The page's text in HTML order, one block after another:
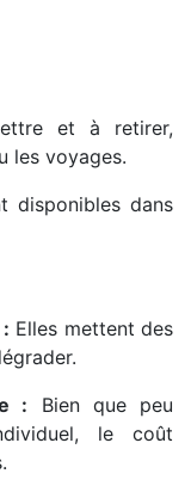
et à retirer,
les voyages.
disponibles dans
Elles mettent des
: Bien que peu
le coût